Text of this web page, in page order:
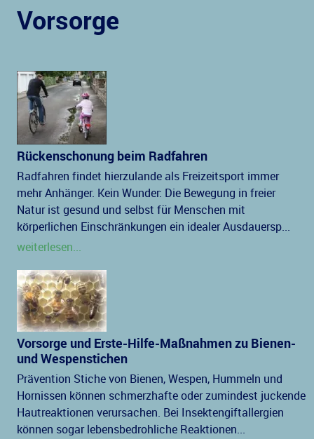
Vorsorge
Rückenschonung beim Radfahren
Radfahren findet hierzulande als Freizeitsport immer
mehr Anhänger. Kein Wunder: Die Bewegung in freier
Natur ist gesund und selbst für Menschen mit
körperlichen Einschränkungen ein idealer Ausdauersp...
weiterlesen...
Vorsorge und Erste-Hilfe-Maßnahmen zu Bienen-
und Wespenstichen
Prävention Stiche von Bienen, Wespen, Hummeln und
Hornissen können schmerzhafte oder zumindest juckende
Hautreaktionen verursachen. Bei Insektengiftallergien
können sogar lebensbedrohliche Reaktionen...